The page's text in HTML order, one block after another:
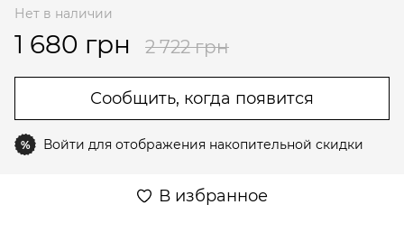
Нет в наличии
1 680 грн 2 722 грн
Сообщить, когда появится
% Войти для отображения накопительной скидки
В избранное